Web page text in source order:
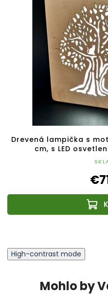
Drevená lampička s
cm, s LED
High-contrast mode
Mohlo by